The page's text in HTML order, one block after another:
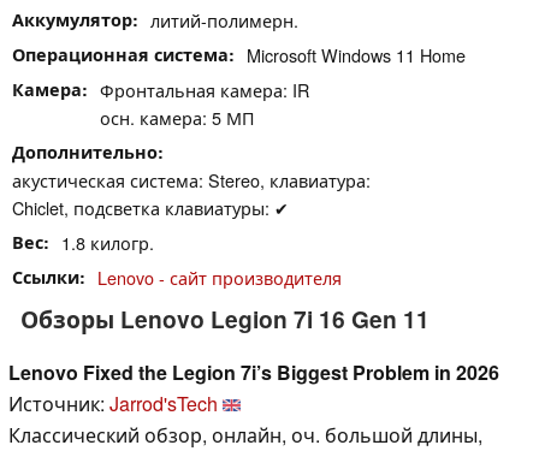
Аккумулятор литий-полимерн.
Операционная система Microsoft Windows 11 Home
Камера
Фронтальная камера: IR
осн. камера: 5 МП
Дополнительно
акустическая система: Stereo, клавиатура:
Chiclet, подсветка клавиатуры: ✔
Вес 1.8 килогр.
Ссылки Lenovo - сайт производителя
Обзоры Lenovo Legion 7i 16 Gen 11
Lenovo Fixed the Legion 7i’s Biggest Problem in 2026
Источник: Jarrod'sTech
Классический обзор, онлайн, оч. большой длины,